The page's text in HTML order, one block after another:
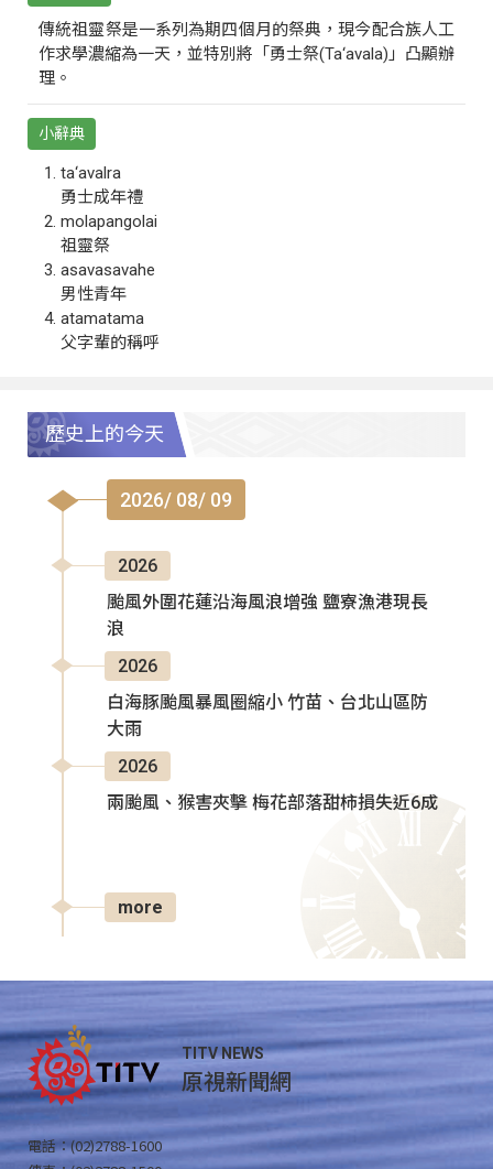
傳統祖靈祭是一系列為期四個月的祭典，現今配合族人工
作求學濃縮為一天，並特別將「勇士祭(Ta‘avala)」凸顯辦
理。
小辭典
ta‘avalra
勇士成年禮
molapangolai
祖靈祭
asavasavahe
男性青年
atamatama
父字輩的稱呼
歷史上的今天
2026/ 08/ 09
2026
颱風外圍花蓮沿海風浪增強 鹽寮漁港現長
浪
2026
白海豚颱風暴風圈縮小 竹苗、台北山區防
大雨
2026
兩颱風、猴害夾擊 梅花部落甜柿損失近6成
more
TITV NEWS
原視新聞網
電話：(02)2788-1600